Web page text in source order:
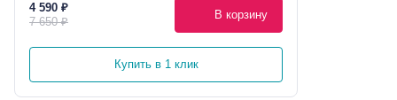
4 590 ₽
7 650 ₽
В корзину
Купить в 1 клик